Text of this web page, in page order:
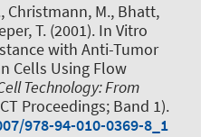
Christmann, M., Bhatt,
T. (2001). In Vitro
with Anti-Tumor
Cells Using Flow
Technology: From
Proceedings; Band 1).
978-94-010-0369-8_1